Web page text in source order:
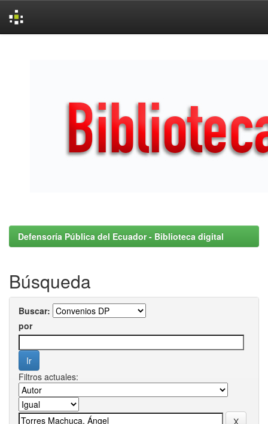
Defensoría Pública del Ecuador - Biblioteca digital
Búsqueda
Buscar:
por
Filtros actuales: